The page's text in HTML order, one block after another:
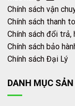
Chính sách vận
Chính sách thanh
Chính sách đổi trả,
Chính sách bảo
Chính sách Đại Lý
DANH MỤC